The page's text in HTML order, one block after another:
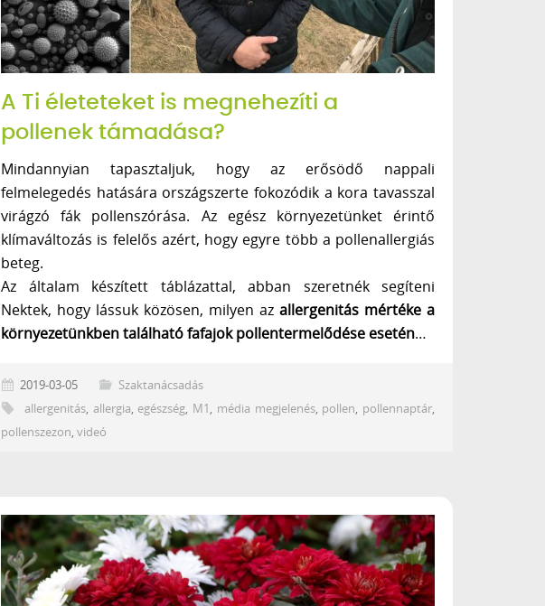
A Ti életeteket is megnehezíti a
pollenek támadása?
Mindannyian tapasztaljuk, hogy az erősödő nappali
felmelegedés hatására országszerte fokozódik a kora tavasszal
virágzó fák pollenszórása. Az egész környezetünket érintő
klímaváltozás is felelős azért, hogy egyre több a pollenallergiás
beteg.
Az általam készített táblázattal, abban szeretnék segíteni
Nektek, hogy lássuk közösen, milyen az allergenitás mértéke a
környezetünkben található fafajok pollentermelődése esetén…
2019-03-05
Szaktanácsadás
allergenitás, allergia, egészség, M1, média megjelenés, pollen, pollennaptár,
pollenszezon, videó